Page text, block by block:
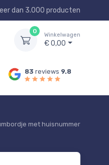
dan 3.000 producten
0
Winkelwagen
€ 0,00
83 reviews 9.8
met huisnummer